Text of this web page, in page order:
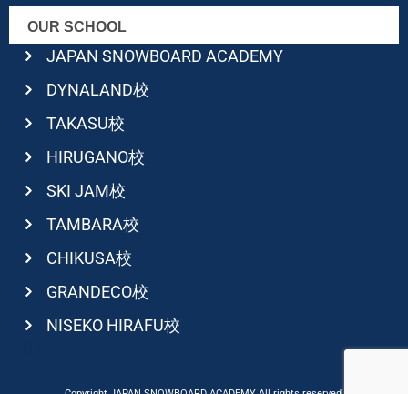
OUR SCHOOL
JAPAN SNOWBOARD ACADEMY
DYNALAND校
TAKASU校
HIRUGANO校
SKI JAM校
TAMBARA校
CHIKUSA校
GRANDECO校
NISEKO HIRAFU校